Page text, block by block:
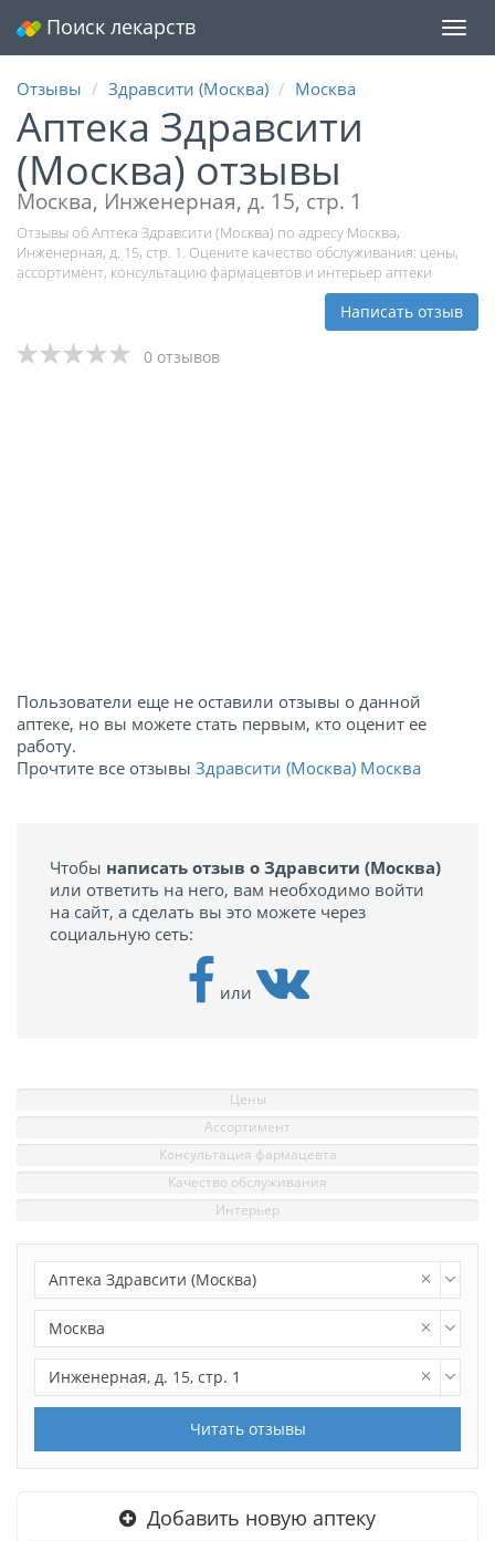
Поиск лекарств
Отзывы Здравсити (Москва) Москва
Аптека Здравсити
(Москва) отзывы
Москва, Инженерная, д. 15, стр. 1
Отзывы об Аптека Здравсити (Москва) по адресу Москва,
Инженерная, д. 15, стр. 1. Оцените качество обслуживания: цены,
ассортимент, консультацию фармацевтов и интерьер аптеки
Написать отзыв
0 отзывов
Пользователи еще не оставили отзывы о данной
аптеке, но вы можете стать первым, кто оценит ее
работу.
Прочтите все отзывы Здравсити (Москва) Москва
Чтобы написать отзыв о Здравсити (Москва)
или ответить на него, вам необходимо войти
на сайт, а сделать вы это можете через
социальную сеть:
или
Цены
Ассортимент
Консультация фармацевта
Качество обслуживания
Интерьер
Аптека Здравсити (Москва)
Москва
Инженерная, д. 15, стр. 1
Читать отзывы
Добавить новую аптеку